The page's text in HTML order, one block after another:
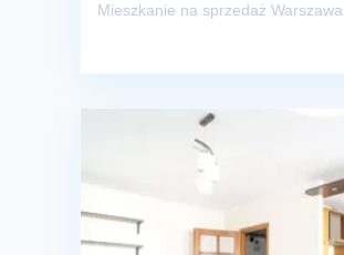
Mieszkanie na sprzedaż Warszawa